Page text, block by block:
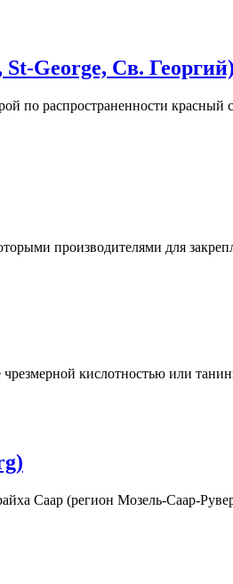
George, Св. Георгий)
по распространенности
производителями для
кислотностью или
Саар (регион Мозель-Саар-